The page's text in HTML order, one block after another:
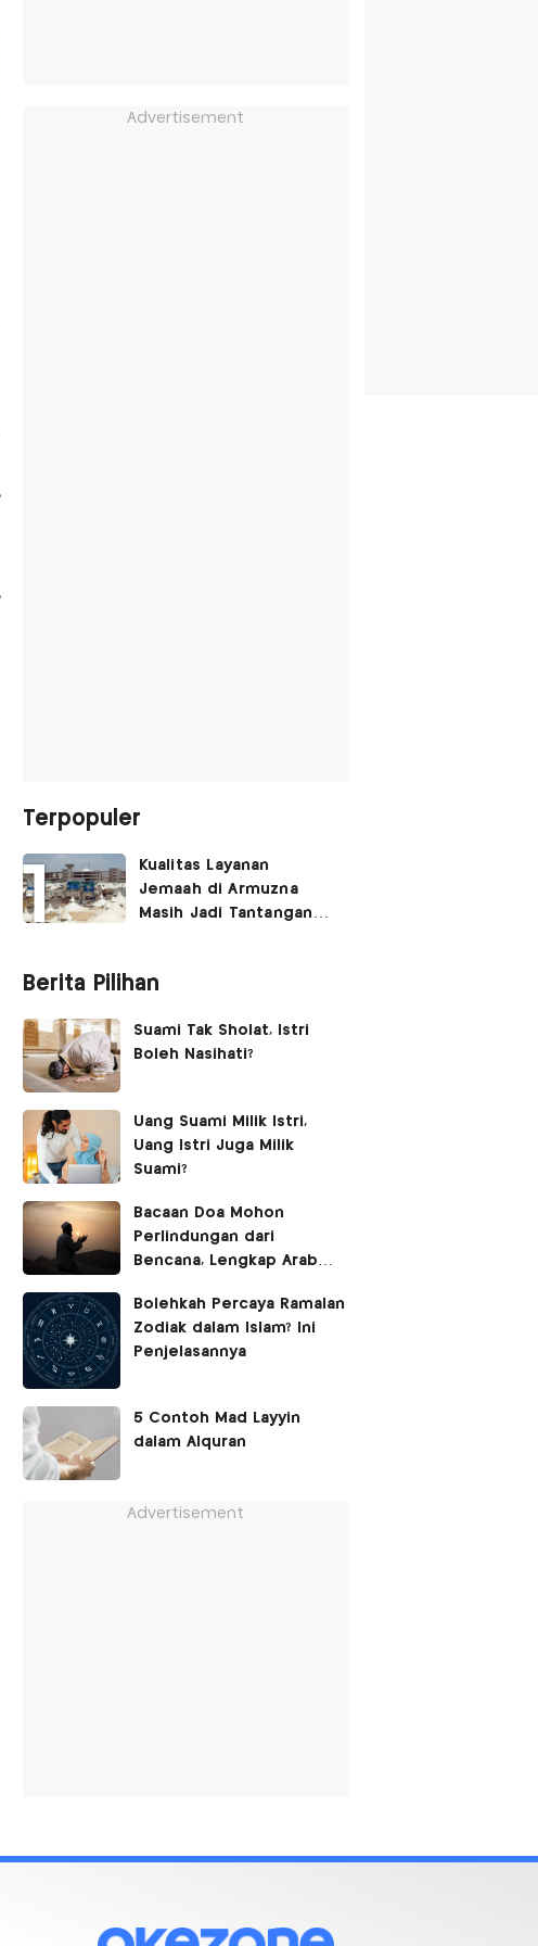
Advertisement
Terpopuler
Kualitas Layanan
Jemaah di Armuzna
Masih Jadi Tantangan
Berita Pilihan
Suami Tak Sholat, Istri
Boleh Nasihati?
Uang Suami Milik Istri,
Uang Istri Juga Milik
Suami?
Bacaan Doa Mohon
Perlindungan dari
Bencana, Lengkap Arab
Bolehkah Percaya Ramalan
Zodiak dalam Islam? Ini
Penjelasannya
5 Contoh Mad Layyin
dalam Alquran
Advertisement